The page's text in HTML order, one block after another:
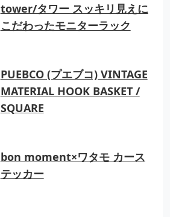
tower/タワー スッキリ見えに
こだわったモニターラック
PUEBCO (プエブコ) VINTAGE
MATERIAL HOOK BASKET /
SQUARE
bon moment×ワタモ カース
テッカー